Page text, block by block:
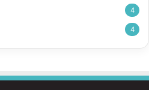
4
4